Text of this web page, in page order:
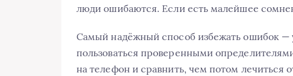
люди ошибаются. Если есть малейшее
Самый надёжный способ избежать ошибок —
пользоваться проверенными
на телефон и сравнить, чем потом лечиться